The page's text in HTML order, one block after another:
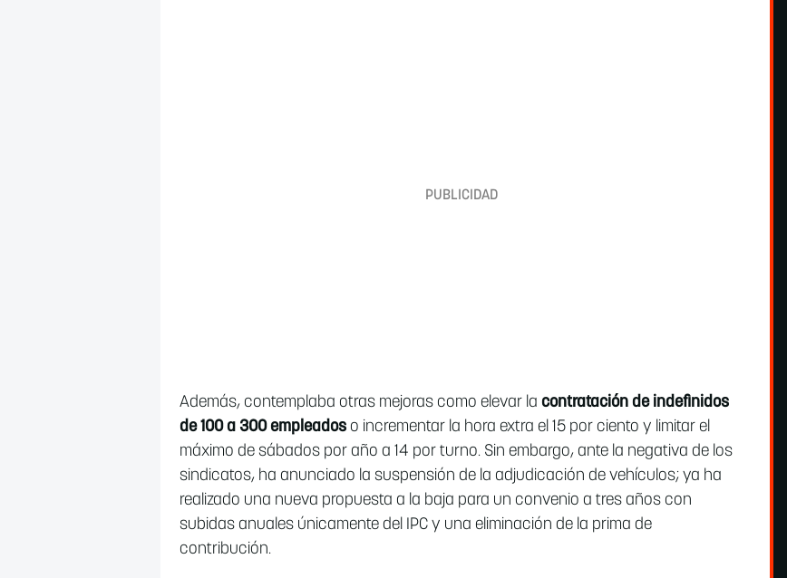
Además, contemplaba otras mejoras como elevar la contratación de indefinidos
de 100 a 300 empleados o incrementar la hora extra el 15 por ciento y limitar el
máximo de sábados por año a 14 por turno. Sin embargo, ante la negativa de los
sindicatos, ha anunciado la suspensión de la adjudicación de vehículos; ya ha
realizado una nueva propuesta a la baja para un convenio a tres años con
subidas anuales únicamente del IPC y una eliminación de la prima de
contribución.